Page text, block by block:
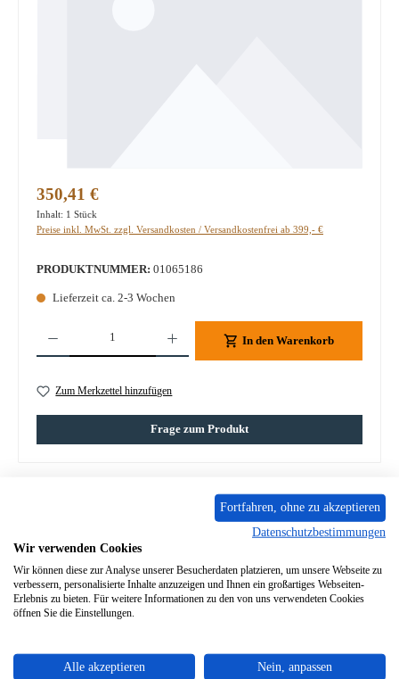
Regulärer Preis:
350,41 €
Inhalt: 1 Stück
Preise inkl. MwSt. zzgl. Versandkosten / Versandkostenfrei ab 399,- €
PRODUKTNUMMER: 01065186
Lieferzeit ca. 2-3 Wochen
In den Warenkorb
Zum Merkzettel hinzufügen
Frage zum Produkt
Ascherost Eckdaten: Rost, Rostgitter inklusive viereckiger
Rahme…Mehr
Angaben zur Produktsicherheit
Fortfahren, ohne zu akzeptieren
Datenschutzbestimmungen
Wir verwenden Cookies
Wir können diese zur Analyse unserer Besucherdaten platzieren, um unsere Webseite zu
verbessern, personalisierte Inhalte anzuzeigen und Ihnen ein großartiges Webseiten-
Erlebnis zu bieten. Für weitere Informationen zu den von uns verwendeten Cookies
öffnen Sie die Einstellungen.
Alle akzeptieren Nein, anpassen